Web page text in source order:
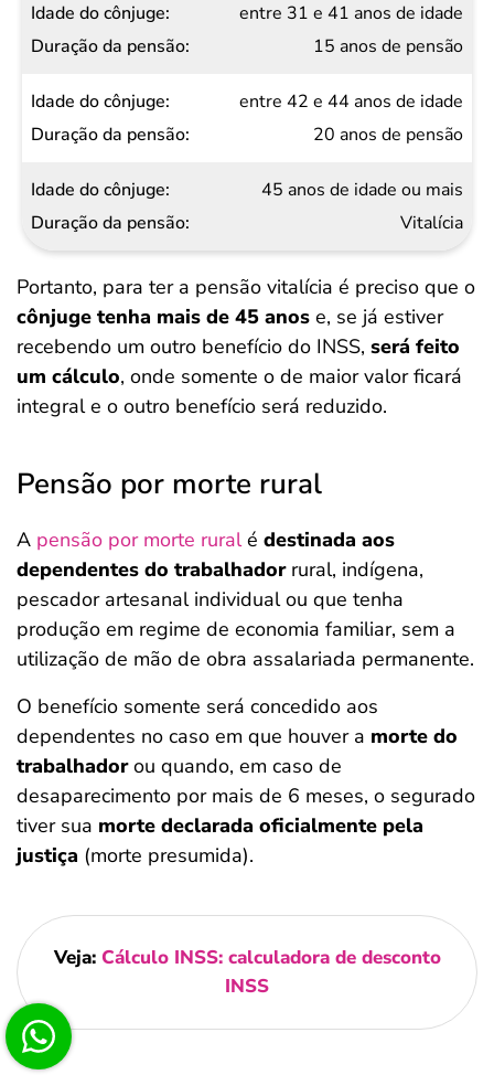
entre 31 e 41 anos de idade
15 anos de pensão
entre 42 e 44 anos de idade
20 anos de pensão
45 anos de idade ou mais
Vitalícia
Portanto, para ter a pensão vitalícia é preciso que o
cônjuge tenha mais de 45 anos e, se já estiver
recebendo um outro benefício do INSS, será feito
um cálculo, onde somente o de maior valor ficará
integral e o outro benefício será reduzido.
Pensão por morte rural
A pensão por morte ruralé destinada aos
dependentes do trabalhadorrural, indígena,
pescador artesanal individual ou que tenha
produção em regime de economia familiar, sem a
utilização de mão de obra assalariada permanente.
O benefício somente será concedido aos
dependentes no caso em que houver a morte do
trabalhadorou quando, em caso de
desaparecimento por mais de 6 meses, o segurado
tiver sua morte declarada oficialmente pela
justiça (morte presumida).
Veja: Cálculo INSS: calculadora de desconto
INSS